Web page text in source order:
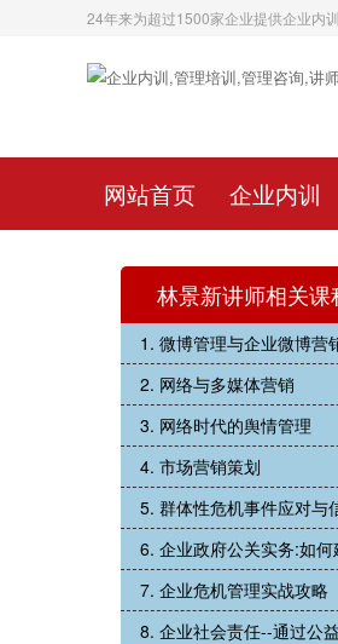
24年来为超过1500家企业提供企业内
网站首页 企业内训
林景新讲师相关课
1. 微博管理与企业微博营
2. 网络与多媒体营销
3. 网络时代的舆情管理
4. 市场营销策划
5. 群体性危机事件应对与
6. 企业政府公关实务:如何
7. 企业危机管理实战攻略
8. 企业社会责任--通过公